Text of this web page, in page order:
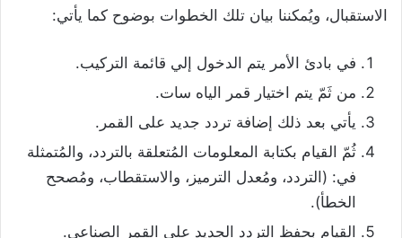
الاستقبال، ويُمكننا بيان تلك الخطوات بوضوح كما يأتي:
في بادئ الأمر يتم الدخول إلي قائمة التركيب.
من ثَمّ يتم اختيار قمر الياه سات.
يأتي بعد ذلك إضافة تردد جديد على القمر.
ثُمّ القيام بكتابة المعلومات المُتعلقة بالتردد، والمُتمثلة
في: (التردد، ومُعدل الترميز، والاستقطاب، ومُصحح
الخطأ).
القيام بحفظ التردد الجديد على القمر الصناعي.